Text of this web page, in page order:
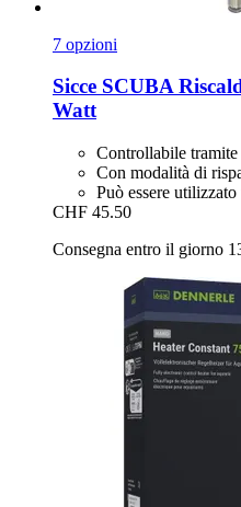
7 opzioni
Sicce SCUBA
Watt
Controllabile tramite
Con modalità di
Può essere
CHF 45.50
Consegna entro il giorno